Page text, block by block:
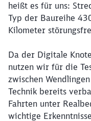
heißt es für uns:
Typ der Baureihe
Kilometer
Da der Digitale
nutzen wir für die
zwischen
Technik bereits
Fahrten unter
wichtige